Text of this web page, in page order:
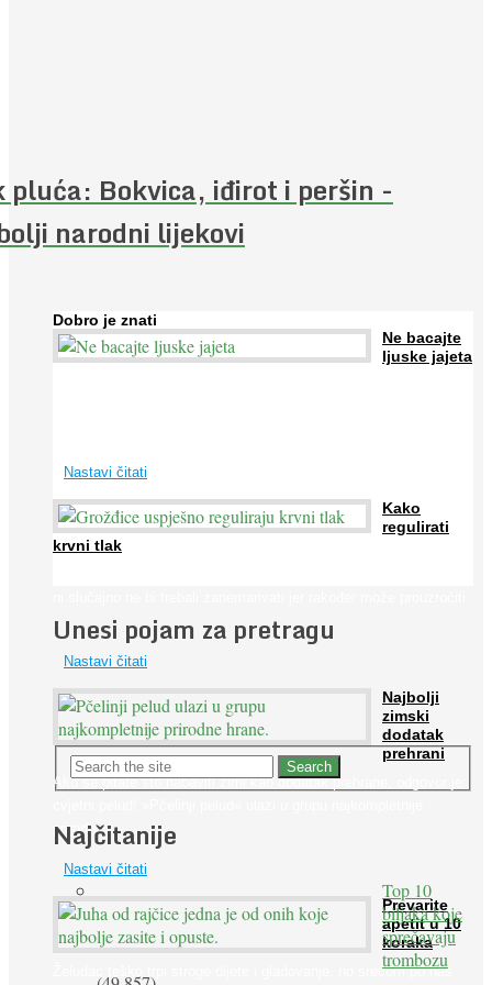
pluća: Bokvica, iđirot i peršin -
narodni lijekovi
Dobro je znati
Ne bacajte
ljuske jajeta
Nastavi čitati
Kako
regulirati
krvni tlak
...
Nastavi čitati
Najbolji
zimski
dodatak
prehrani
Ako se pitate što nabaviti zimi kao dodatak prehrane, odgovor je:
prirodne ...
Nastavi čitati
Prevarite
apetit u 10
koraka
Želudac teško trpi stroge dijete i gladovanje, no srećom po nas
Unesi pojam za pretragu
Najčitanije
Top 10
biljaka koje
sprečavaju
trombozu